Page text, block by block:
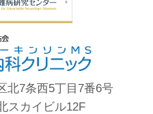
北7条西5丁目7番6号
スカイビル12F